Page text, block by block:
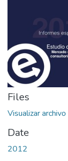
Files
Visualizar archivo
Date
2012